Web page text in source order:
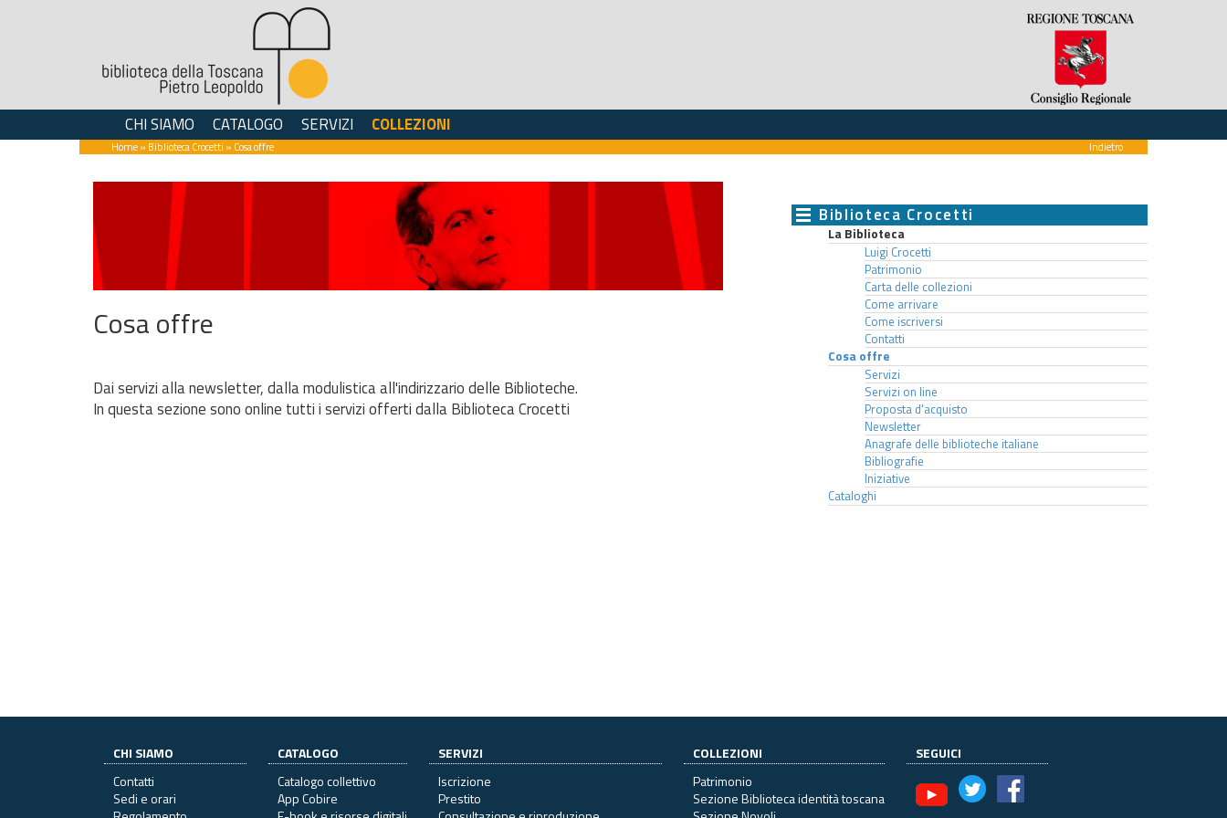
CHI SIAMO CATALOGO SERVIZI COLLEZIONI
Home» Biblioteca Crocetti » Cosa offre Indietro
Cosa offre
Dai servizi alla newsletter, dalla modulistica all'indirizzario delle Biblioteche.
In questa sezione sono online tutti i servizi offerti dalla Biblioteca Crocetti
Biblioteca Crocetti
La Biblioteca
Luigi Crocetti
Patrimonio
Carta delle collezioni
Come arrivare
Come iscriversi
Contatti
Cosa offre
Servizi
Servizi on line
Proposta d'acquisto
Newsletter
Anagrafe delle biblioteche italiane
Bibliografie
Iniziative
Cataloghi
CHI SIAMO
Contatti
Sedi e orari
CATALOGO
Catalogo collettivo
App Cobire
SERVIZI
Iscrizione
Prestito
COLLEZIONI
Patrimonio
Sezione Biblioteca identità toscana
SEGUICI